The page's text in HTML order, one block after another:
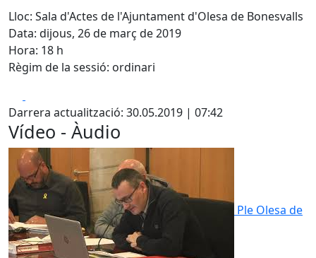
Lloc: Sala d'Actes de l'Ajuntament d'Olesa de Bonesvalls
Data: dijous, 26 de març de 2019
Hora: 18 h
Règim de la sessió: ordinari
Darrera actualització: 30.05.2019 | 07:42
Vídeo - Àudio
Ple Olesa de